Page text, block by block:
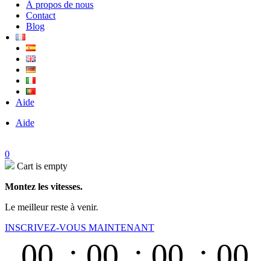
À propos de nous
Contact
Blog
Aide
Aide
0
Cart is empty
Montez les vitesses.
Le meilleur reste à venir.
INSCRIVEZ-VOUS MAINTENANT